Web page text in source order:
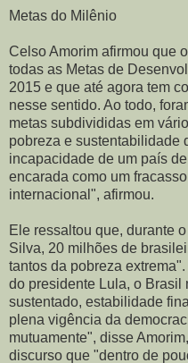
Metas do Milênio
Celso Amorim afirmou que
todas as Metas de
2015 e que até agora tem
nesse sentido. Ao todo,
metas subdivididas em
pobreza e sustentabilidade
incapacidade de um país
encarada como um
internacional", afirmou.
Ele ressaltou que, durante
Silva, 20 milhões de
tantos da pobreza
do presidente Lula, o Brasil
sustentado, estabilidade
plena vigência da
mutuamente", disse
discurso que "dentro de